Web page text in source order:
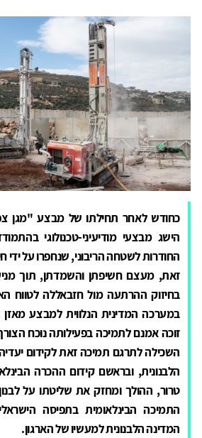
כחודש לאחר תחילתו של מבצע "מגן
הישג מבצעי מודיעיני-טכנולוגי
החודרות לשטחה הריבוני, שנחפרו על ידי
זאת, מעצם חשיפתן והשמדתן, תוך
בחיזוק ההרתעה מול חזבאללה לטווח
במערכה המדינית הנלווית למבצע
זוכה אמנם לתמיכה בפעילותה נוכח
השכילה לתרגם תמיכה זאת לקידום
הלבנונית, ובראשם קידום ההכרה
טרור, ההולך ומחזק את שליטתו על
התמיכה הבינלאומית בתפיסה
המדינה הלבנונית למעשיו של הארגון.